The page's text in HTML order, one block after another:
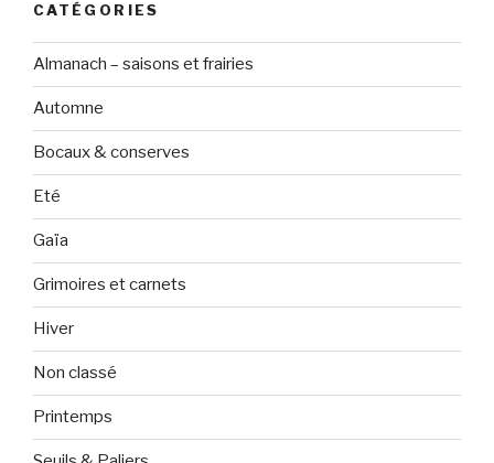
CATÉGORIES
Almanach – saisons et frairies
Automne
Bocaux & conserves
Eté
Gaïa
Grimoires et carnets
Hiver
Non classé
Printemps